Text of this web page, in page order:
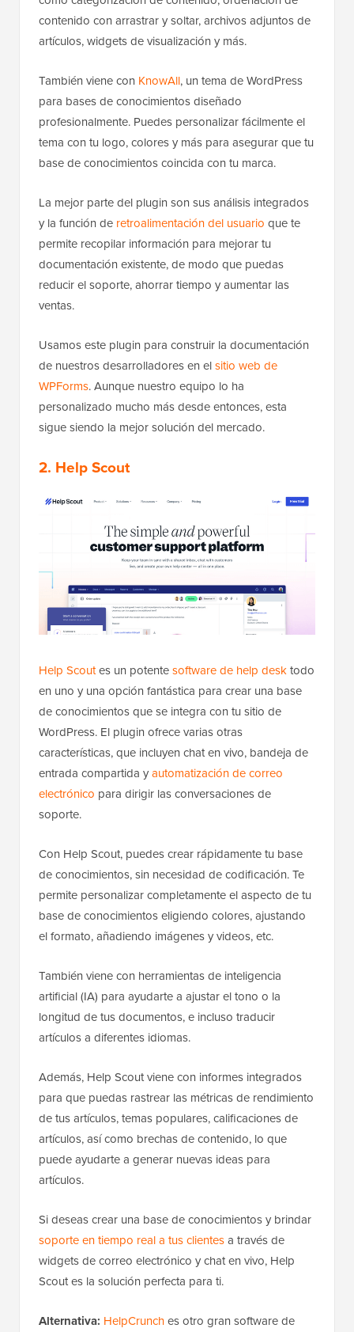
contenido con arrastrar y soltar, archivos adjuntos de
artículos, widgets de visualización y más.
También viene con KnowAll, un tema de WordPress
para bases de conocimientos diseñado
profesionalmente. Puedes personalizar fácilmente el
tema con tu logo, colores y más para asegurar que tu
base de conocimientos coincida con tu marca.
La mejor parte del plugin son sus análisis integrados
y la función de retroalimentación del usuario que te
permite recopilar información para mejorar tu
documentación existente, de modo que puedas
reducir el soporte, ahorrar tiempo y aumentar las
ventas.
Usamos este plugin para construir la documentación
de nuestros desarrolladores en elsitio web de
WPForms. Aunque nuestro equipo lo ha
personalizado mucho más desde entonces, esta
sigue siendo la mejor solución del mercado.
2. Help Scout
Help Scoutes un potentesoftware de help desktodo
en uno y una opción fantástica para crear una base
de conocimientos que se integra con tu sitio de
WordPress. El plugin ofrece varias otras
características, que incluyen chat en vivo, bandeja de
entrada compartida yautomatización de correo
electrónico para dirigir las conversaciones de
soporte.
Con Help Scout, puedes crear rápidamente tu base
de conocimientos, sin necesidad de codificación. Te
permite personalizar completamente el aspecto de tu
base de conocimientos eligiendo colores, ajustando
el formato, añadiendo imágenes y videos, etc.
También viene con herramientas de inteligencia
artificial (IA) para ayudarte a ajustar el tono o la
longitud de tus documentos, e incluso traducir
artículos a diferentes idiomas.
Además, Help Scout viene con informes integrados
para que puedas rastrear las métricas de rendimiento
de tus artículos, temas populares, calificaciones de
artículos, así como brechas de contenido, lo que
puede ayudarte a generar nuevas ideas para
artículos.
Si deseas crear una base de conocimientos y brindar
soporte en tiempo real a tus clientesa través de
widgets de correo electrónico y chat en vivo, Help
Scout es la solución perfecta para ti.
Alternativa: HelpCrunches otro gran software de